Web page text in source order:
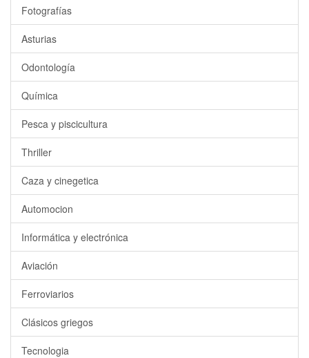
Fotografías
Asturias
Odontología
Química
Pesca y piscicultura
Thriller
Caza y cinegetica
Automocion
Informática y electrónica
Aviación
Ferroviarios
Clásicos griegos
Tecnologia